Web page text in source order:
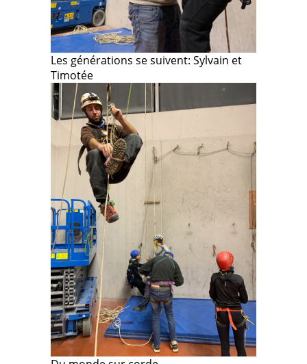
Les générations se suivent: Sylvain et
Timotée